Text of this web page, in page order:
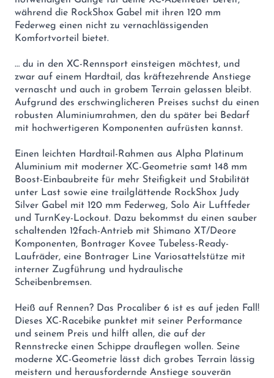
während die RockShox Gabel mit ihren 120 mm
Federweg einen nicht zu vernachlässigenden
Komfortvorteil bietet.
… du in den XC-Rennsport einsteigen möchtest, und
zwar auf einem Hardtail, das kräftezehrende Anstiege
vernascht und auch in grobem Terrain gelassen bleibt.
Aufgrund des erschwinglicheren Preises suchst du einen
robusten Aluminiumrahmen, den du später bei Bedarf
mit hochwertigeren Komponenten aufrüsten kannst.
Einen leichten Hardtail-Rahmen aus Alpha Platinum
Aluminium mit moderner XC-Geometrie samt 148 mm
Boost-Einbaubreite für mehr Steifigkeit und Stabilität
unter Last sowie eine trailglättende RockShox Judy
Silver Gabel mit 120 mm Federweg, Solo Air Luftfeder
und TurnKey-Lockout. Dazu bekommst du einen sauber
schaltenden 12fach-Antrieb mit Shimano XT/Deore
Komponenten, Bontrager Kovee Tubeless-Ready-
Laufräder, eine Bontrager Line Variosattelstütze mit
interner Zugführung und hydraulische
Scheibenbremsen.
Heiß auf Rennen? Das Procaliber 6 ist es auf jeden Fall!
Dieses XC-Racebike punktet mit seiner Performance
und seinem Preis und hilft allen, die auf der
Rennstrecke einen Schippe drauflegen wollen. Seine
moderne XC-Geometrie lässt dich grobes Terrain lässig
meistern und herausfordernde Anstiege souverän